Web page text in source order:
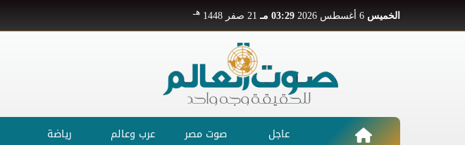
الخميس 03:29 مـ 21 صفر 1448 هـ
عاجل صوت مصر عرب وعالم رياضة